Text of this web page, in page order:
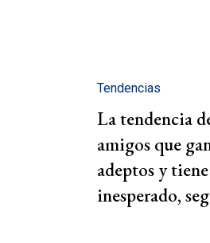
Tendencias
La tendencia
amigos que
adeptos y
inesperado,